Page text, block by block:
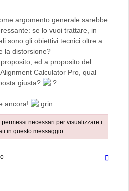
argomento generale sarebbe
se lo vuoi trattare, in
sono gli obiettivi tecnici oltre a
la distorsione?
ed a proposito del
Calculator Pro, qual
giusta?
ancora!
permessi necessari per visualizzare i
in questo messaggio.